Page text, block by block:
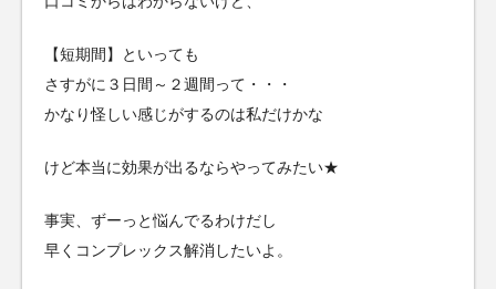
【短期間】といっても
さすがに３日間～２週間って・・・
かなり怪しい感じがするのは私だけかな
けど本当に効果が出るならやってみたい★
事実、ずーっと悩んでるわけだし
早くコンプレックス解消したいよ。